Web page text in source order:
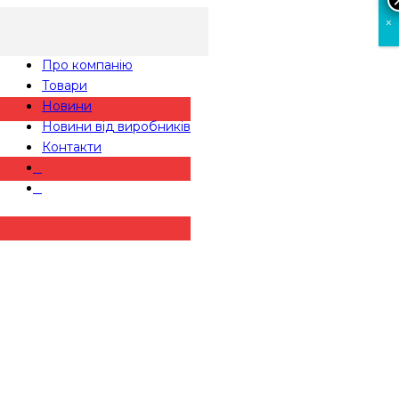
Про компанію
Товари
Новини
Новини від виробників
Контакти
×